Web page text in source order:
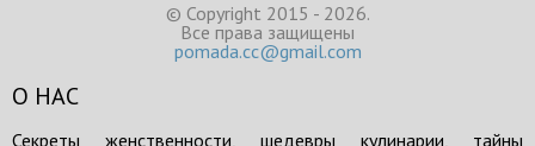
© Copyright 2015 - 2026.
Все права защищены
pomada.cc@gmail.com
О НАС
Секреты женственности, шедевры кулинарии, тайны